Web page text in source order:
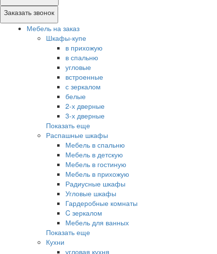
Заказать звонок
Мебель на заказ
Шкафы-купе
в прихожую
в спальню
угловые
встроенные
с зеркалом
белые
2-х дверные
3-х дверные
Показать еще
Распашные шкафы
Мебель в спальню
Мебель в детскую
Мебель в гостиную
Мебель в прихожую
Радиусные шкафы
Угловые шкафы
Гардеробные комнаты
C зеркалом
Мебель для ванных
Показать еще
Кухни
угловая кухня